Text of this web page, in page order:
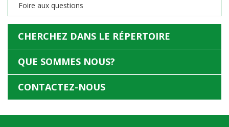
Foire aux questions
CHERCHEZ DANS LE RÉPERTOIRE
QUE SOMMES NOUS?
CONTACTEZ-NOUS